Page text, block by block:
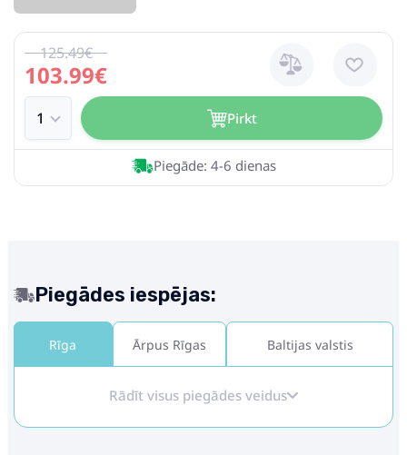
103.99€
125.49€
Pirkt
Piegāde: 4-6 dienas
Piegādes iespējas:
Rīga Ārpus Rīgas Baltijas valstis
Rādīt visus piegādes veidus